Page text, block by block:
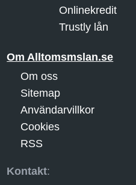
Onlinekredit
Trustly lån
Om Alltomsmslan.se
Om oss
Sitemap
Användarvillkor
Cookies
RSS
Kontakt: